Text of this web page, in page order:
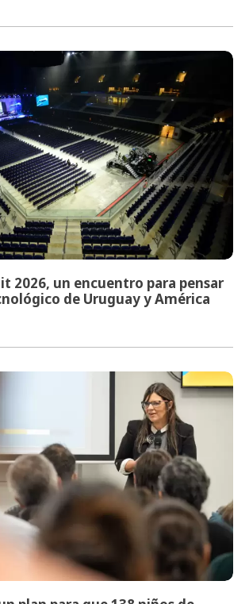
2026, un encuentro para pensar
de Uruguay y América